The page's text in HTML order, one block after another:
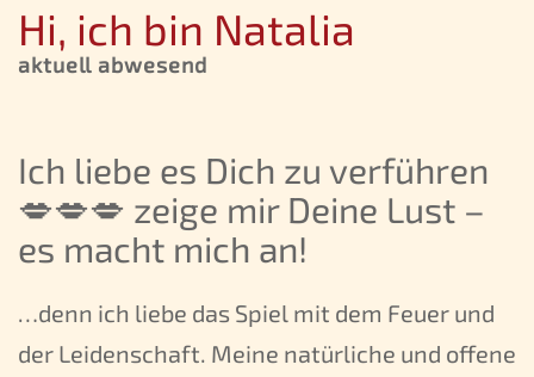
Hi, ich bin Natalia
aktuell abwesend
Ich liebe es Dich zu verführen
💋💋💋 zeige mir Deine Lust –
es macht mich an!
…denn ich liebe das Spiel mit dem Feuer und
der Leidenschaft. Meine natürliche und offene